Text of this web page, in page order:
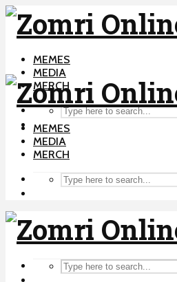
MEMES
MEDIA
MERCH
MEMES
MEDIA
MERCH